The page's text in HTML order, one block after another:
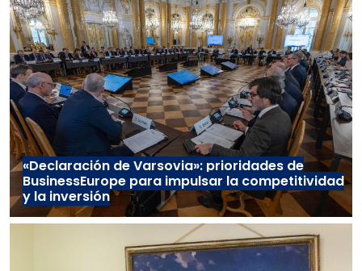
«Declaración de Varsovia»: prioridades de
BusinessEurope para impulsar la competitividad
y la inversión